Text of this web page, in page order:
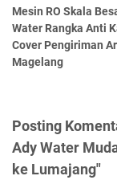
Mesin RO Skala
Water Rangka Anti
Cover Pengiriman
Magelang
Posting
Ady Water
ke Lumajang"